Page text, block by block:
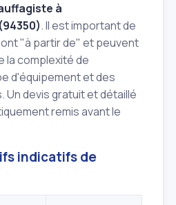
à
. Il est important de
"à partir de" et peuvent
la complexité de
d'équipement et des
devis gratuit et détaillé
remis avant le
indicatifs de